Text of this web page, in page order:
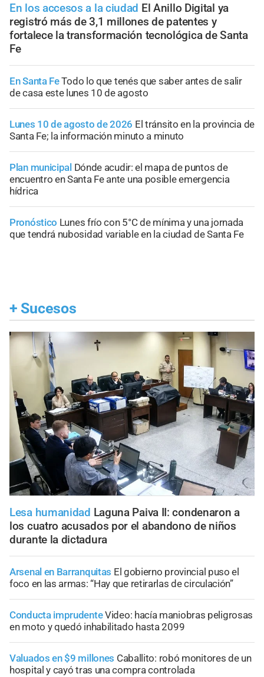
En los accesos a la ciudad El Anillo Digital ya
registró más de 3,1 millones de patentes y
fortalece la transformación tecnológica de Santa
Fe
En Santa FeTodo lo que tenés que saber antes de salir
de casa este lunes 10 de agosto
Lunes 10 de agosto de 2026 El tránsito en la provincia de
Santa Fe; la información minuto a minuto
Plan municipal Dónde acudir: el mapa de puntos de
encuentro en Santa Fe ante una posible emergencia
hídrica
Pronóstico Lunes frío con 5°C de mínima y una jornada
que tendrá nubosidad variable en la ciudad de Santa Fe
+ Sucesos
Lesa humanidad Laguna Paiva II: condenaron a
los cuatro acusados por el abandono de niños
durante la dictadura
Arsenal en Barranquitas El gobierno provincial puso el
foco en las armas: “Hay que retirarlas de circulación”
Conducta imprudenteVideo: hacía maniobras peligrosas
en moto y quedó inhabilitado hasta 2099
Valuados en $9 millones Caballito: robó monitores de un
hospital y cayó tras una compra controlada